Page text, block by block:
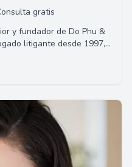
gratis
y fundador de Do Phu &
litigante desde 1997,